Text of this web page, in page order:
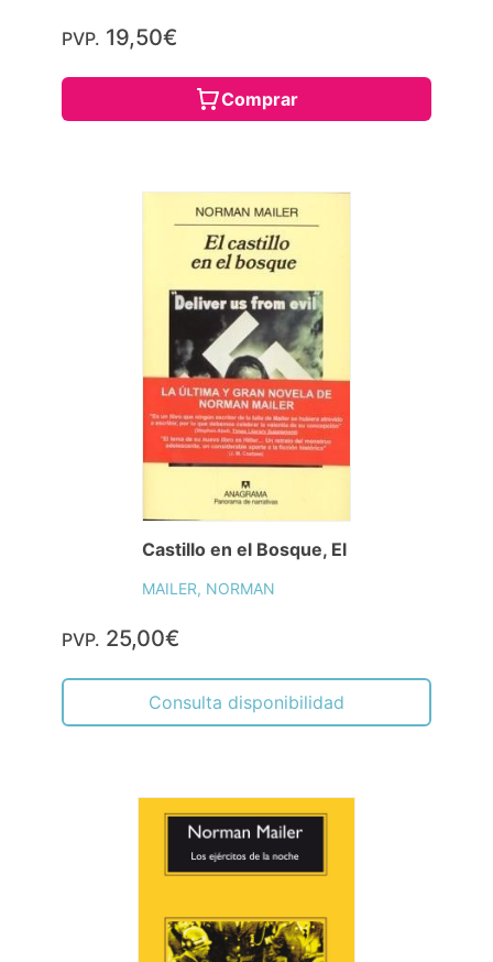
PVP. 19,50€
Comprar
Castillo en el Bosque, El
MAILER, NORMAN
PVP. 25,00€
Consulta disponibilidad